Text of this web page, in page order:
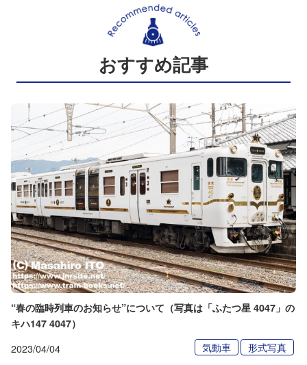
おすすめ記事
“春の臨時列車のお知らせ”について（写真は「ふたつ星 4047」の
キハ147 4047）
2023/04/04 気動車 形式写真